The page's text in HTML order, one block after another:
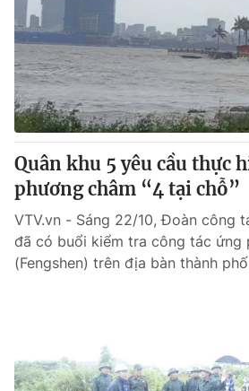
® Cấm sao chép dưới mọi hình thức nếu
thuận bằng văn bản. Ghi rõ nguồn
thông tin từ website này.
Quân khu 5 yêu cầu thực
phương châm “4 tại chỗ”
VTV.vn - Sáng 22/10, Đoàn công
đã có buổi kiểm tra công tác ứng
(Fengshen) trên địa bàn thành